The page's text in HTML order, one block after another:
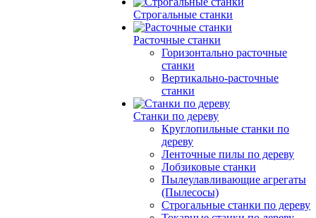
Строгальные станки
Расточные станки
Горизонтально расточные
станки
Вертикально-расточные
станки
Станки по дереву
Круглопильные станки по
дереву
Ленточные пилы по дереву
Лобзиковые станки
Пылеулавливающие агрегаты
(Пылесосы)
Строгальные станки по дереву